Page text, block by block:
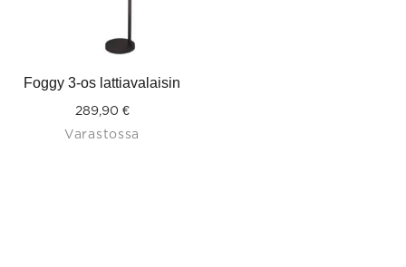
Foggy 3-os lattiavalaisin
289,90 €
Varastossa